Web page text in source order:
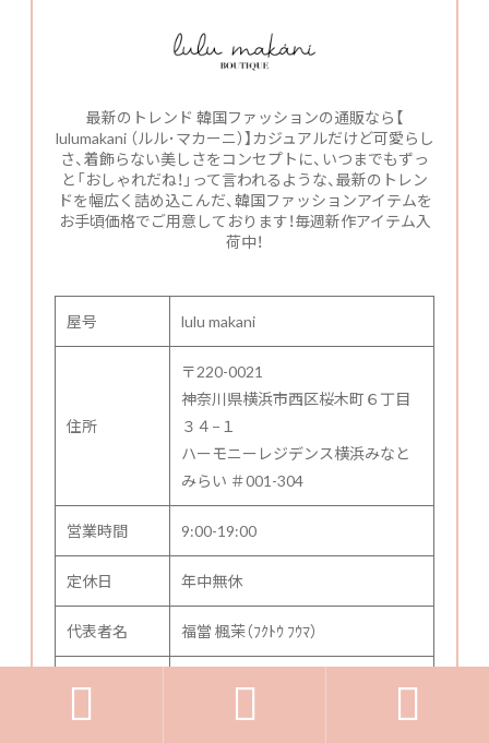
最新のトレンド 韓国ファッションの通販なら【
lulumakani （ルル･マカーニ）】カジュアルだけど可愛らし
さ、着飾らない美しさをコンセプトに、いつまでもずっ
と「おしゃれだね！」って言われるような、最新のトレン
ドを幅広く詰め込こんだ、韓国ファッションアイテムを
お手頃価格でご用意しております！毎週新作アイテム入
荷中！
屋号 lulu makani
住所
〒220-0021
神奈川県横浜市西区桜木町６丁目
３４−１
ハーモニーレジデンス横浜みなと
みらい ＃001-304
営業時間 9:00-19:00
定休日 年中無休
代表者名 福當 楓茉（ﾌｸﾄｳ ﾌｳﾏ）
  